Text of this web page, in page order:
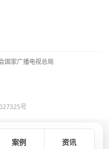
国家广播电视总局
号
案例 资讯